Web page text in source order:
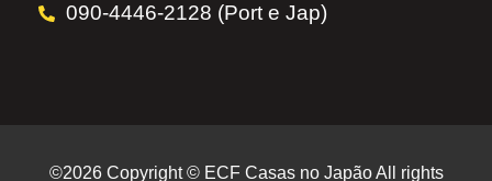
090-4446-2128 (Port e Jap)
©2026 Copyright © ECF Casas no Japão All rights